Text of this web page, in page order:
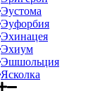
Эустома
Эуфорбия
Эхинацея
Эхиум
Эшшольция
Ясколка